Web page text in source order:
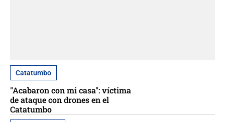
Catatumbo
"Acabaron con mi casa": víctima
de ataque con drones en el
Catatumbo